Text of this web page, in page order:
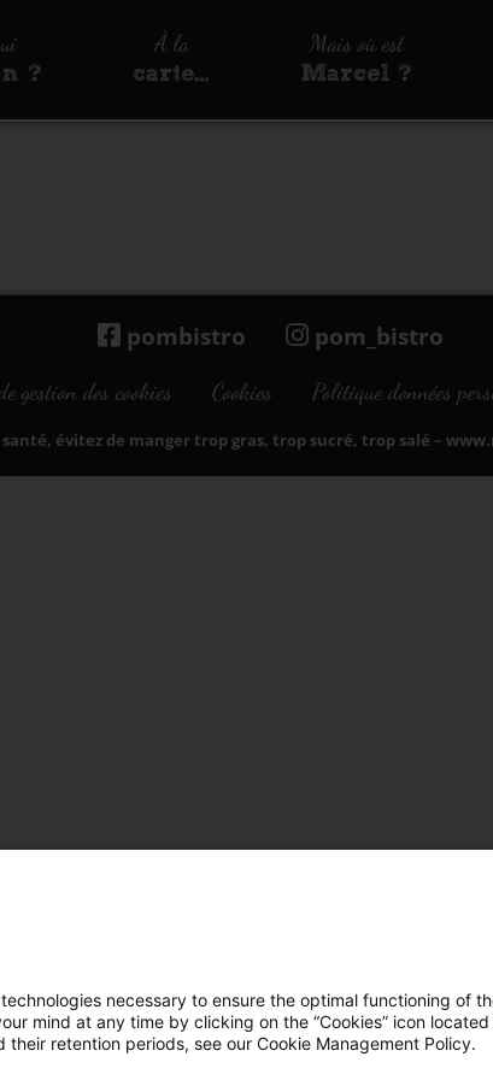
?
À la
carte…
Mais où est
Marcel ?
pombistro pom_bistro
gestion des cookies Cookies Politique données
évitez de manger trop gras, trop sucré, trop salé –
necessary to ensure the optimal functioning of
mind at any time by clicking on the “Cookies” icon
retention periods, see our Cookie Management Policy.